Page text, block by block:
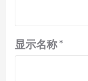
显示名称*